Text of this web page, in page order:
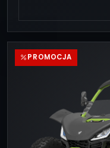
PROMOCJA